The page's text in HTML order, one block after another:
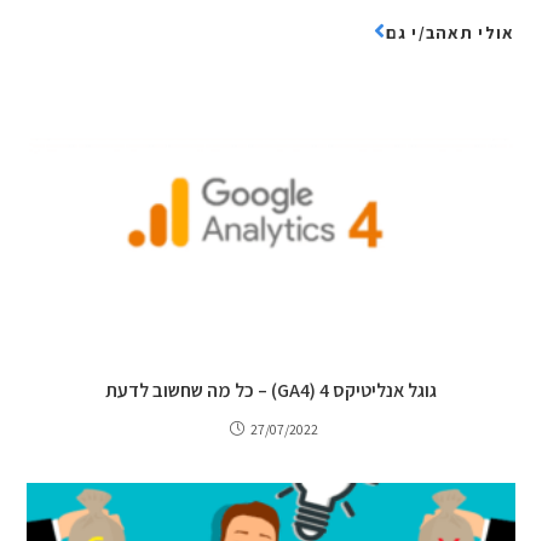
אולי תאהב/י גם
גוגל אנליטיקס 4 (GA4) – כל מה שחשוב לדעת
27/07/2022